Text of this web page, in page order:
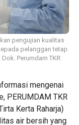
pengujian kualitas
pelanggan tetap
Perumdam TKR
mengenai
PERUMDAM TKR
Kerta Raharja)
air bersih yang